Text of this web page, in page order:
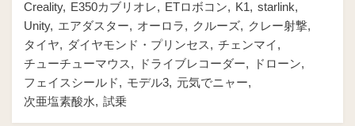
Creality
E350カブリオレ ETロボコン K1 starlink
Unity
エアダスター オーロラ クルーズ
クレー射撃
タイヤ
ダイヤモンド・プリンセス
チェンマイ
チューチューマウス
ドライブレコーダー
ドローン
フェイスシールド
モデル3
元気でニャー
次亜塩素酸水
試乗